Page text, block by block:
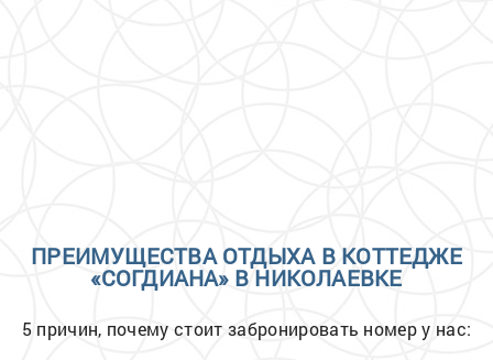
ПРЕИМУЩЕСТВА ОТДЫХА В КОТТЕДЖЕ
«СОГДИАНА» В НИКОЛАЕВКЕ
5 причин, почему стоит забронировать номер у нас: